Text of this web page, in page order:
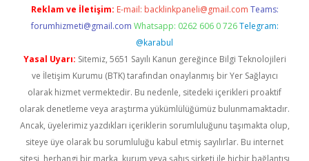
Reklam ve İletişim: E-mail: backlinkpaneli@gmail.com Teams:
forumhizmeti@gmail.com Whatsapp: 0262 606 0 726 Telegram:
@karabul
Yasal Uyarı: Sitemiz, 5651 Sayılı Kanun gereğince Bilgi Teknolojileri
ve İletişim Kurumu (BTK) tarafından onaylanmış bir Yer Sağlayıcı
olarak hizmet vermektedir. Bu nedenle, sitedeki içerikleri proaktif
olarak denetleme veya araştırma yükümlülüğümüz bulunmamaktadır.
Ancak, üyelerimiz yazdıkları içeriklerin sorumluluğunu taşımakta olup,
siteye üye olarak bu sorumluluğu kabul etmiş sayılırlar. Bu internet
sitesi, herhangi bir marka, kurum veya şahıs şirketi ile hiçbir bağlantısı